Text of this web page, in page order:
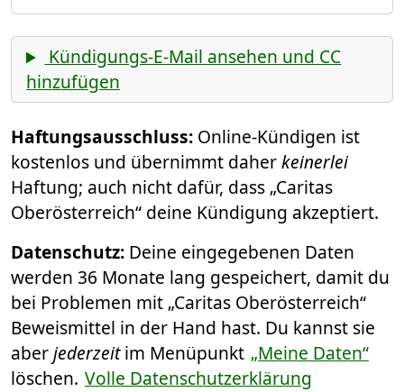
Kündigungs-E-Mail ansehen und CC
hinzufügen
Haftungsausschluss: Online-Kündigen ist
kostenlos und übernimmt daherkeinerlei
Haftung; auch nicht dafür, dass „Caritas
Oberösterreich“ deine Kündigung akzeptiert.
Datenschutz: Deine eingegebenen Daten
werden 36 Monate lang gespeichert, damit du
bei Problemen mit „Caritas Oberösterreich“
Beweismittel in der Hand hast. Du kannst sie
aberjederzeitim Menüpunkt „Meine Daten“
löschen. Volle Datenschutzerklärung